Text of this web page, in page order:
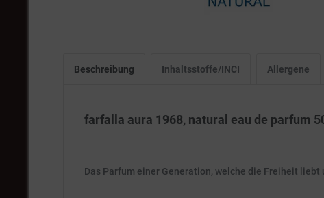
Beschreibung Inhaltsstoffe/INCI Allergene
farfalla aura 1968, natural eau de parfum
Das Parfum einer Generation, welche die Freiheit liebt